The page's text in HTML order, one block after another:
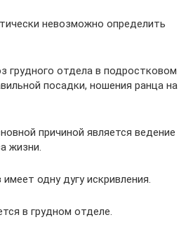
невозможно определить
грудного отдела в подростковом
посадки, ношения ранца на
причиной является ведение
жизни.
имеет одну дугу искривления.
в грудном отделе.